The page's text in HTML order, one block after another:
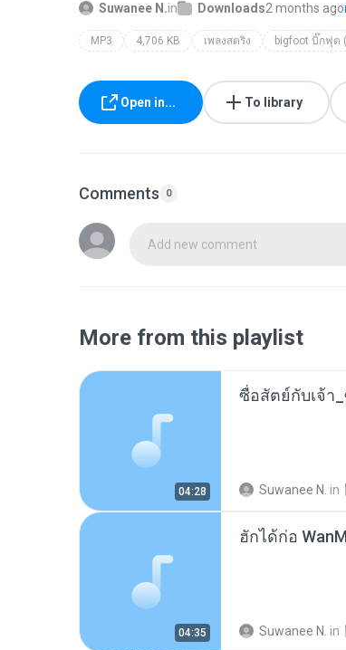
Suwanee N.in Downloads2 months ago
MP3 4,706 KB เพลงสตริง
Open in... To library
Comments 0
Add new comment
More from this playlist
04:28
ซื่อสัตย์กับเจ้า
Suwanee N. in
04:35 Suwanee N. in